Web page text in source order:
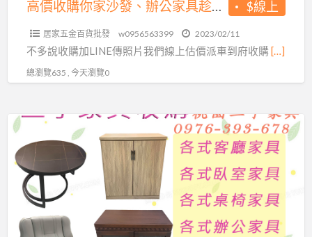
0956563399
$線上
高價收購你家沙發、辦公家具趁現在0956563399
居家五金百貨批發 w0956563399 2023/02/11
不多說收購加LINE傳照片我們線上估價派車到府收購[…]
總瀏覽635 , 今天瀏覽0
桃
中